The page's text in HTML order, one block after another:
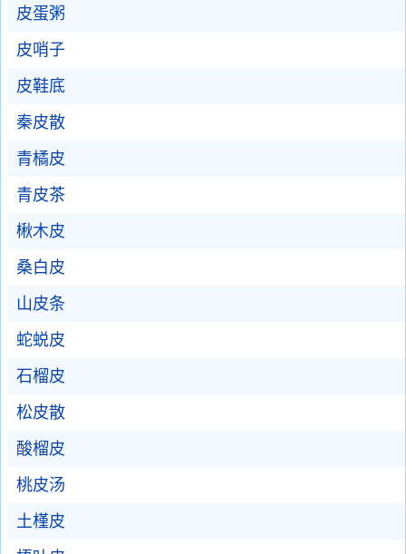
皮蛋粥
皮哨子
皮鞋底
秦皮散
青橘皮
青皮茶
楸木皮
桑白皮
山皮条
蛇蜕皮
石榴皮
松皮散
酸榴皮
桃皮汤
土槿皮